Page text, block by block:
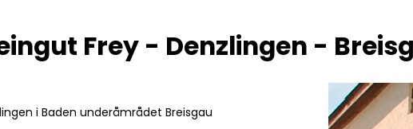
Frey - Denzlingen -
i Baden underåmrådet Breisgau